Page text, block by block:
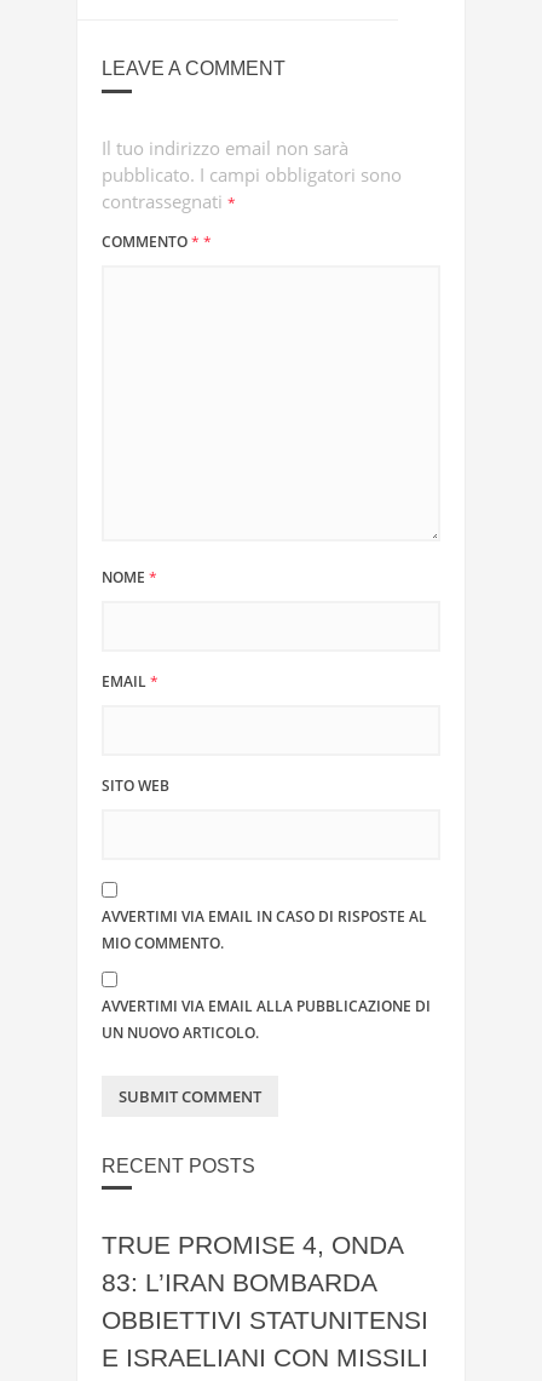
LEAVE A COMMENT
Il tuo indirizzo email non sarà
pubblicato. I campi obbligatori sono
contrassegnati *
COMMENTO* *
NOME *
EMAIL*
SITO WEB
AVVERTIMI VIA EMAIL IN CASO DI RISPOSTE AL
MIO COMMENTO.
AVVERTIMI VIA EMAIL ALLA PUBBLICAZIONE DI
UN NUOVO ARTICOLO.
RECENT POSTS
TRUE PROMISE 4, ONDA
83: L’IRAN BOMBARDA
OBBIETTIVI STATUNITENSI
E ISRAELIANI CON MISSILI